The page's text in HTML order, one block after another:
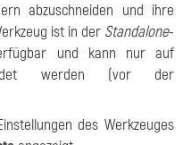
abzuschneiden und ihre
ist in der Standalone-
und kann nur auf
werden (vor der
des Werkzeuges